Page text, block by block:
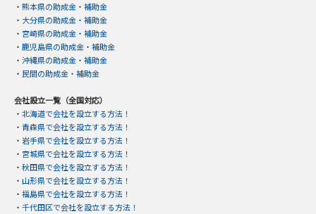
・ 熊本県の助成金・補助金
・ 大分県の助成金・補助金
・ 宮崎県の助成金・補助金
・ 鹿児島県の助成金・補助金
・ 沖縄県の助成金・補助金
・ 民間の助成金・補助金
会社設立一覧（全国対応）
・ 北海道で会社を設立する方法！
・ 青森県で会社を設立する方法！
・ 岩手県で会社を設立する方法！
・ 宮城県で会社を設立する方法！
・ 秋田県で会社を設立する方法！
・ 山形県で会社を設立する方法！
・ 福島県で会社を設立する方法！
・ 千代田区で会社を設立する方法！